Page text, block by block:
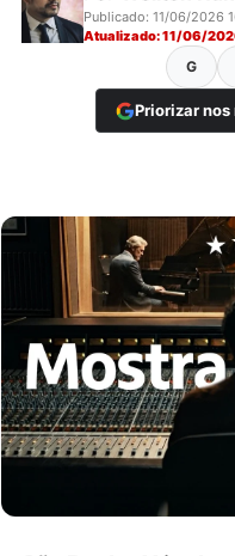
Publicado: 11/06/2026
Atualizado: 11/06/
G
Priorizar